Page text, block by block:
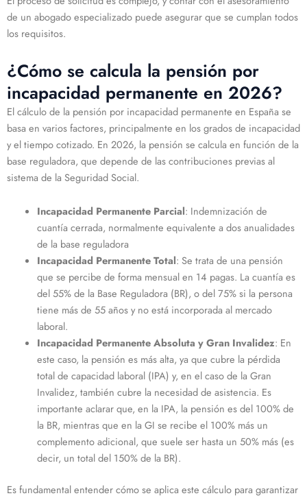
de un abogado especializado puede asegurar que se cumplan todos
los requisitos.
¿Cómo se calcula la pensión por
incapacidad permanente en 2026?
El cálculo de la pensión por incapacidad permanente en España se
basa en varios factores, principalmente en los grados de incapacidad
y el tiempo cotizado. En 2026, la pensión se calcula en función de la
base reguladora, que depende de las contribuciones previas al
sistema de la Seguridad Social.
Incapacidad Permanente Parcial: Indemnización de
cuantía cerrada, normalmente equivalente a dos anualidades
de la base reguladora
Incapacidad Permanente Total: Se trata de una pensión
que se percibe de forma mensual en 14 pagas. La cuantía es
del 55% de la Base Reguladora (BR), o del 75% si la persona
tiene más de 55 años y no está incorporada al mercado
laboral.
Incapacidad Permanente Absoluta y Gran Invalidez: En
este caso, la pensión es más alta, ya que cubre la pérdida
total de capacidad laboral (IPA) y, en el caso de la Gran
Invalidez, también cubre la necesidad de asistencia. Es
importante aclarar que, en la IPA, la pensión es del 100% de
la BR, mientras que en la GI se recibe el 100% más un
complemento adicional, que suele ser hasta un 50% más (es
decir, un total del 150% de la BR).
Es fundamental entender cómo se aplica este cálculo para garantizar